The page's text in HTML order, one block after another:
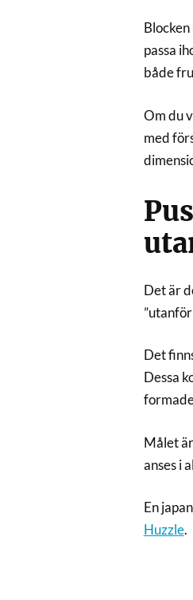
passa
både
Om du
med
Det är
”utanför
Det
Dessa
Målet
anses i
En
Huzzle.